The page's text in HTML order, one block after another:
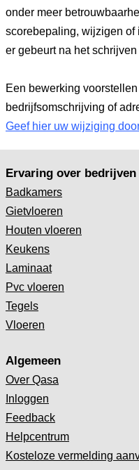
onder meer
scorebepaling, wijzigen of
er gebeurt na het
Een bewerking
bedrijfsomschrijving of
Geef hier uw wijziging door
Ervaring over bedrijven
Badkamers
Gietvloeren
Houten vloeren
Keukens
Laminaat
Pvc vloeren
Tegels
Vloeren
Algemeen
Over Qasa
Inloggen
Feedback
Helpcentrum
Kosteloze vermelding